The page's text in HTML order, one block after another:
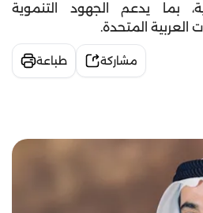
بما يدعم الجهود التنموية
العربية المتحدة.
مشاركة طباعة